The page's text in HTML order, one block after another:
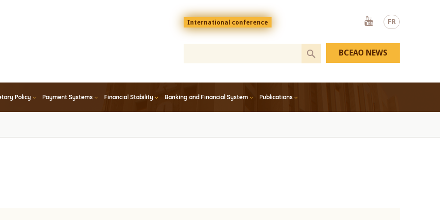
FR
Menu
top
En
International conference
Youtube
Policy Payment Systems Financial Stability Banking and Financial System Publications
BCEAO NEWS